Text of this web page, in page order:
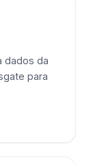
dados da
para